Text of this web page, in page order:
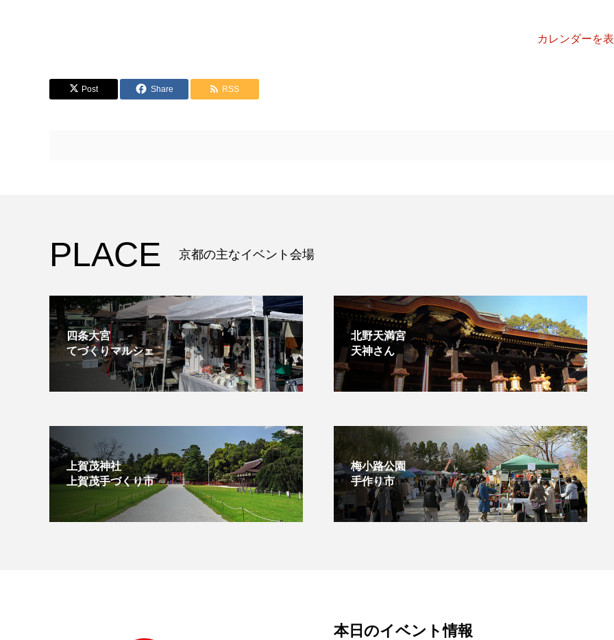
カレンダーを
Post Share RSS
PLACE 京都の主なイベント会場
四条大宮
てづくりマルシェ
北野天満宮
天神さん
上賀茂神社
上賀茂手づくり市⁡
梅小路公園
手作り市
本日のイベント情報